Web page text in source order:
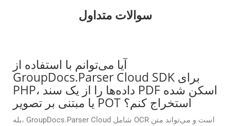
سوالات متداول
آیا می‌توانم با استفاده از
GroupDocs.Parser Cloud SDK برای
PHP، داده‌ها را از یک سند PDF اسکن شده
یا مبتنی بر تصویر POT استخراج کنم؟
بله، GroupDocs.Parser Cloud شامل OCR است و می‌تواند متن